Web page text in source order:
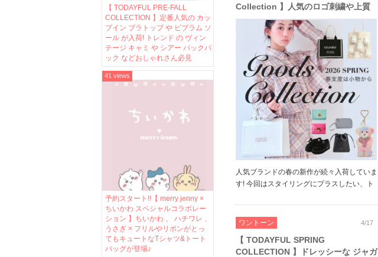
【 TODAYFUL PRE-FALL
COLLECTION 】定番人気の カッ
プイン ブラトップ や ビブラム ソ
ール が入荷! トレンド の ヴィン
テージ キャミ や シアー バックパ
ック などおしゃれさん必見
予約スタート!!【 merry jenny ×
ちいかわ スペシャルコラボレー
ション 】ちいかわ 、 ハチワレ 、
うさぎ × フリルやリボンがとっ
てもキュートなTシャツ&トート
バッグが登場♪
41 views
Collection 】人気のロゴ刺繍や上質
なレザーバッグ、トレンドのスカー
フ、チャーム、コラボアイテムなどお
しゃれな春小物がラインナップ♪
人気ブランドの春の新作が続々入荷していま
す! 今回はスタイリングにプラスしたい、ト
た 定番人気となったFURFUR のロゴバッグ
や、春らしいSNIDELのパフィーバッグ モコ
ゾウや […]
ワントーン 4/17
【 TODAYFUL SPRING
COLLECTION 】ドレッシーな ジャガ